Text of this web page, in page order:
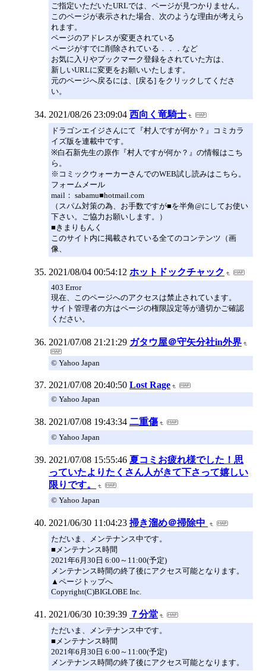
ご指定いただいたURLでは、ページが見つかりません。
このページが表示された場合、次のような理由が考えら
れます。
ページのアドレスが変更されている
ページがすでに削除されている．．．など
お気に入りやブックマーク登録をされていた方は、
新しいURLに変更をお願いいたします。
元のページへ戻るには、[戻る] をクリックしてくださ
い。
2021/08/26 23:09:04 西向く竜騎士
ドラゴンエイジさんにて『村人ですが何か？』コミカラ
イズ版を連載中です。
※白石新先生の原作『村人ですが何か？』の情報はこち
ら。
※コミックウォーカーさんでのWEB試し読みはこちら。
フォームメール
mail： sabamu■hotmail.com
（スパム対策の為、お手数ですが■を半角@にしてお使い
下さい。ご協力お願いします。）
■きまりもんく
このサイト内に掲載されている全てのコンテンツ（画
像、
2021/08/04 00:54:12 ホットドックチャック
403 Error
現在、このページへのアクセスは禁止されています。
サイト管理者の方はページの権限設定等が適切かご確認
ください。
2021/07/08 21:21:29 ガタウ屋＠守矢分社in外界
© Yahoo Japan
2021/07/08 20:40:50 Lost Rage
© Yahoo Japan
2021/07/08 19:43:34 二重傷
© Yahoo Japan
2021/07/08 15:55:46 夏コミお疲れ様でした！思
っていたよりたくさん人がきて下さって嬉しい
限りです。
© Yahoo Japan
2021/06/30 11:04:23 掃き溜め＠掃除中
ただいま、メンテナンス中です。
■メンテナンス時間
2021年6月30日 6:00～11:00(予定)
メンテナンス時間の終了後にアクセス可能となります。
▲ページトップへ
Copyright(C)BIGLOBE Inc.
2021/06/30 10:39:39 ７分堂
ただいま、メンテナンス中です。
■メンテナンス時間
2021年6月30日 6:00～11:00(予定)
メンテナンス時間の終了後にアクセス可能となります。